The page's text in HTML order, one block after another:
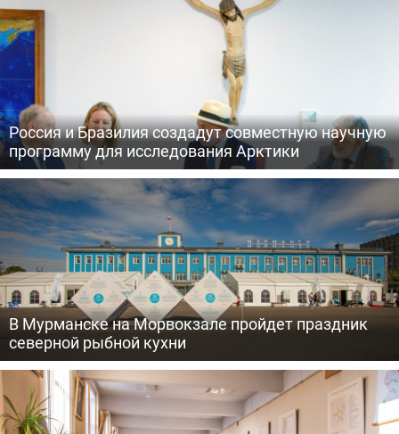
Россия и Бразилия создадут совместную научную
программу для исследования Арктики
В Мурманске на Морвокзале пройдет праздник
северной рыбной кухни